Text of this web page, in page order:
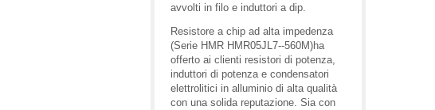
avvolti in filo e induttori a dip.
Resistore a chip ad alta impedenza
(Serie HMR HMR05JL7--560M)ha
offerto ai clienti resistori di potenza,
induttori di potenza e condensatori
elettrolitici in alluminio di alta qualità
con una solida reputazione. Sia con